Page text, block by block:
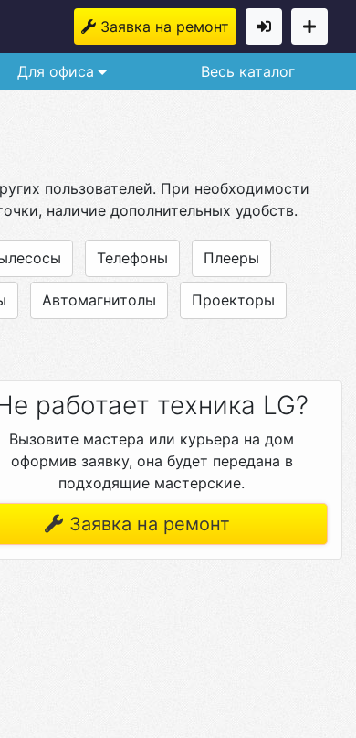
Заявка на ремонт
Для офиса Весь каталог
пользователей. При необходимости
наличие дополнительных удобств.
Телефоны Плееры
Автомагнитолы Проекторы
работает техника LG?
Вызовите мастера или курьера на дом
оформив заявку, она будет передана в
подходящие мастерские.
Заявка на ремонт